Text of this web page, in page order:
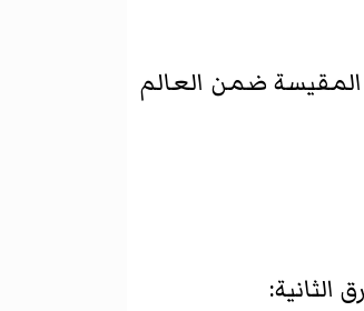
المقيسة ضمن العالم
الثانية: